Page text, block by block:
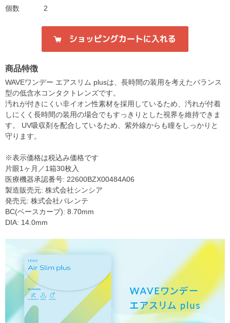
個数 2
商品特徴
WAVEワンデー エアスリム plusは、長時間の装用を考えたバランス
型の低含水コンタクトレンズです。
汚れが付きにくい非イオン性素材を採用しているため、汚れが付着
しにくく長時間の装用の場合でもすっきりとした視界を維持できま
す。 UV吸収剤を配合しているため、紫外線からも瞳をしっかりと
守ります。
※表示価格は税込み価格です
片眼1ヶ月／1箱30枚入
医療機器承認番号: 22600BZX00484A06
製造販売元: 株式会社シンシア
発売元: 株式会社パレンテ
BC(ベースカーブ): 8.70mm
DIA: 14.0mm